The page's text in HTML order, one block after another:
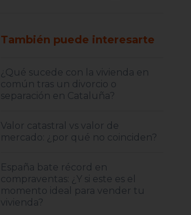
También puede interesarte
¿Qué sucede con la vivienda en
común tras un divorcio o
separación en Cataluña?
Valor catastral vs valor de
mercado: ¿por qué no coinciden?
España bate récord en
compraventas: ¿Y si este es el
momento ideal para vender tu
vivienda?